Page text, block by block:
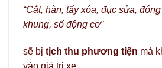
“Cắt, hàn, tẩy xóa, đục sửa,
khung, số động cơ”
sẽ bị tịch thu phương tiện mà